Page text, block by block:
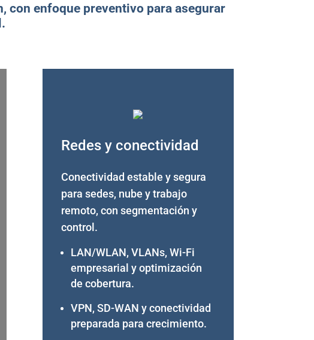
con enfoque preventivo para asegurar
Redes y conectividad
Conectividad estable y segura
para sedes, nube y trabajo
remoto, con segmentación y
control.
LAN/WLAN, VLANs, Wi-Fi
empresarial y optimización
de cobertura.
VPN, SD-WAN y conectividad
preparada para crecimiento.